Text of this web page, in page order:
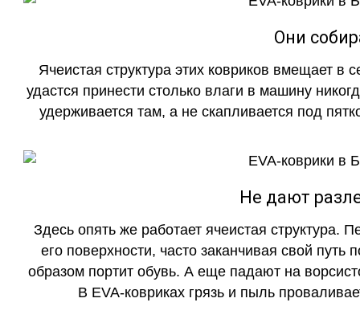
Они
Ячеистая структура этих ковриков вмещает в
удастся принести столько влаги в машину
удерживается там, а не скапливается под
Не дают
Здесь опять же работает ячеистая структура.
его поверхности, часто заканчивая свой
образом портит обувь. А еще падают на
В EVA-ковриках грязь и пыль